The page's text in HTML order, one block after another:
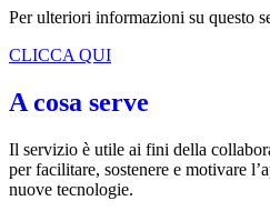
Per ulteriori informazioni su questo
CLICCA QUI
A cosa serve
Il servizio è utile ai fini della
per facilitare, sostenere e motivare
nuove tecnologie.